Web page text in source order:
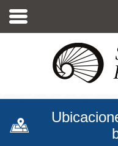
contenido